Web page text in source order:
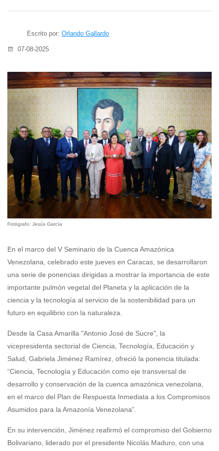
Escrito por: Orlando Gallardo
07-08-2025
Fotógrafo: Jesús García
En el marco del V Seminario de la Cuenca Amazónica
Venezolana, celebrado este jueves en Caracas, se desarrollaron
una serie de ponencias dirigidas a mostrar la importancia de este
importante pulmón vegetal del Planeta y la aplicación de la
ciencia y la tecnología al servicio de la sostenibilidad para un
futuro en equilibrio con la naturaleza.
Desde la Casa Amarilla "Antonio José de Sucre", la
vicepresidenta sectorial de Ciencia, Tecnología, Educación y
Salud, Gabriela Jiménez Ramírez, ofreció la ponencia titulada:
“Ciencia, Tecnología y Educación como eje transversal de
desarrollo y conservación de la cuenca amazónica venezolana,
en el marco del Plan de Respuesta Inmediata a los Compromisos
Asumidos para la Amazonía Venezolana”.
En su intervención, Jiménez reafirmó el compromiso del Gobierno
Bolivariano, liderado por el presidente Nicolás Maduro, con una